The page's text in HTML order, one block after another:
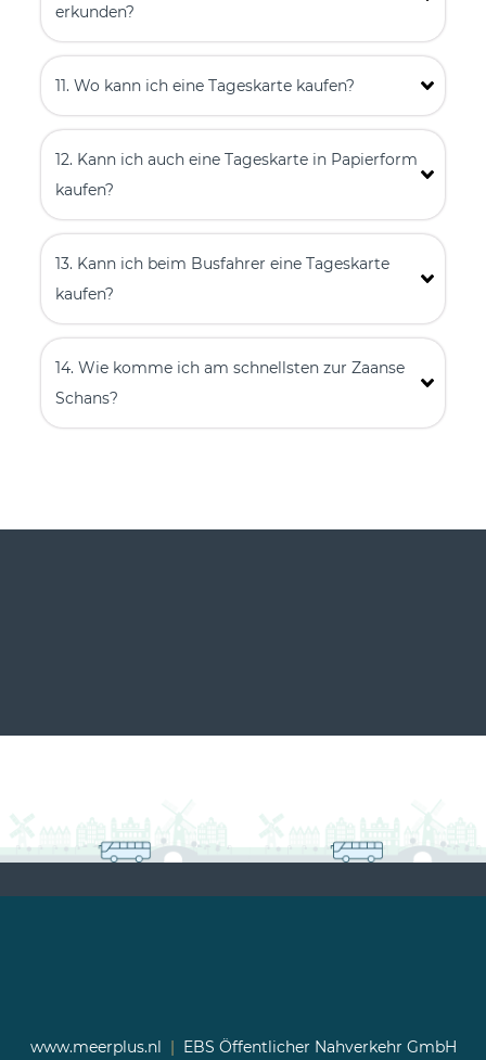
erkunden?
11. Wo kann ich eine Tageskarte kaufen?
12. Kann ich auch eine Tageskarte in Papierform
kaufen?
13. Kann ich beim Busfahrer eine Tageskarte
kaufen?
14. Wie komme ich am schnellsten zur Zaanse
Schans?
www.meerplus.nl | EBS Öffentlicher Nahverkehr GmbH